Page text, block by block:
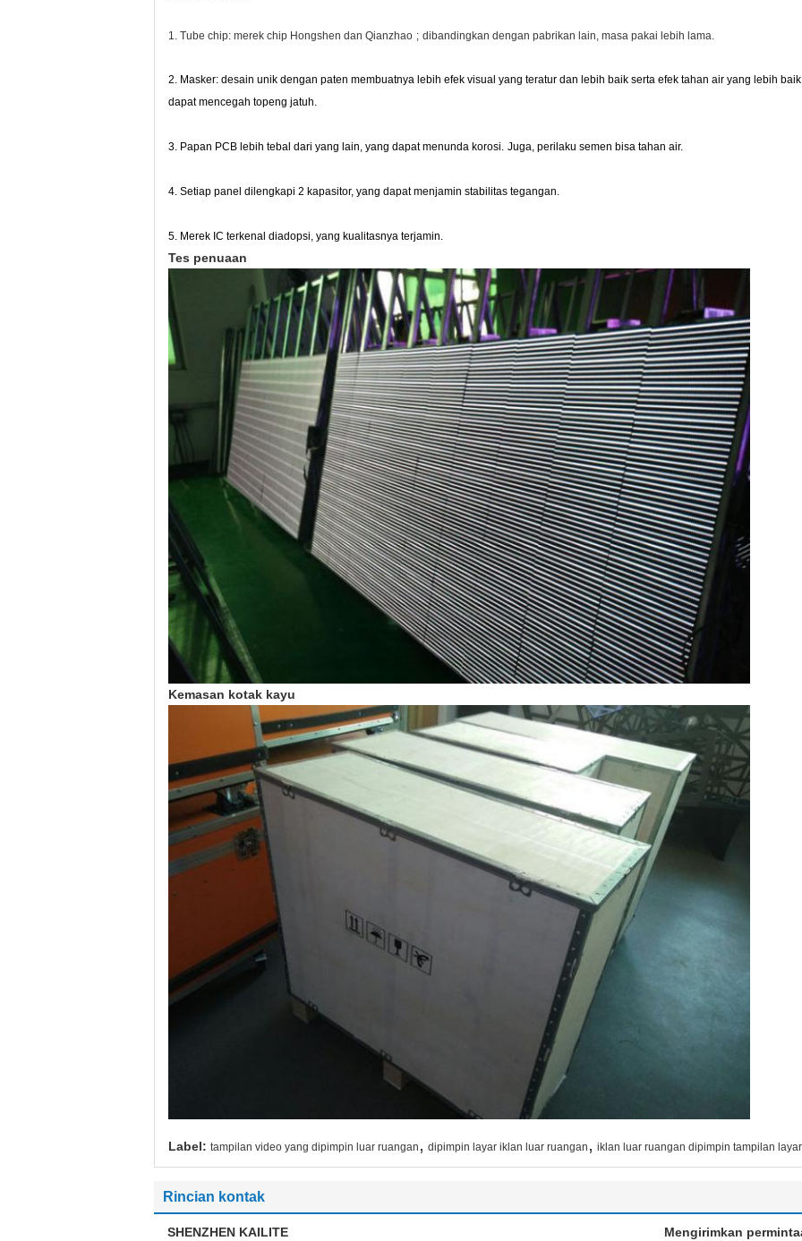
1. Tube chip: merek chip Hongshen dan Qianzhao ; dibandingkan dengan pabrikan lain, masa pakai lebih lama.
2. Masker: desain unik dengan paten membuatnya lebih efek visual yang teratur dan lebih baik serta efek tahan air yang lebih
dapat mencegah topeng jatuh.
3. Papan PCB lebih tebal dari yang lain, yang dapat menunda korosi. Juga, perilaku semen bisa tahan air.
4. Setiap panel dilengkapi 2 kapasitor, yang dapat menjamin stabilitas tegangan.
5. Merek IC terkenal diadopsi, yang kualitasnya terjamin.
Tes penuaan
Kemasan kotak kayu
Label: tampilan video yang dipimpin luar ruangan , dipimpin layar iklan luar ruangan , iklan luar ruangan dipimpin tampilan layar
Rincian kontak
SHENZHEN KAILITE Mengirimkan